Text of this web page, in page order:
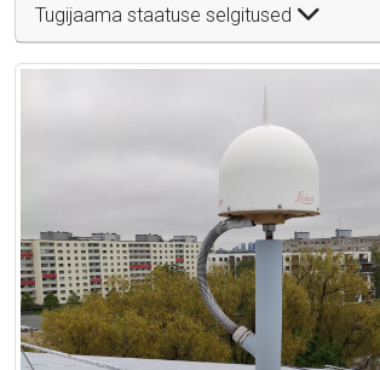
Tugijaama staatuse selgitused